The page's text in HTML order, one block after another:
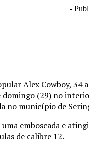
-
Alex Cowboy, 34
(29) no
no município de
emboscada e
de calibre 12.